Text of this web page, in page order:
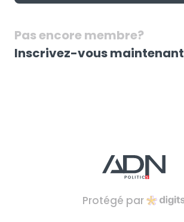
Pas encore membre?
Inscrivez-vous maintenant
Protégé par